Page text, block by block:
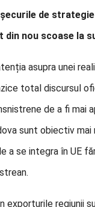
de
din nou scoase la
asupra unei
total discursul
de a fi mai
sunt obiectiv mai
a se integra în UE
exporturile regiunii